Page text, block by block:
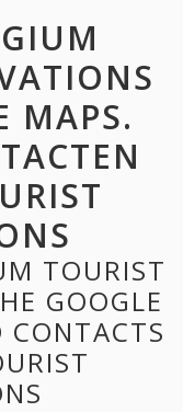
MAPS.
TOURIST
GOOGLE
CONTACTS